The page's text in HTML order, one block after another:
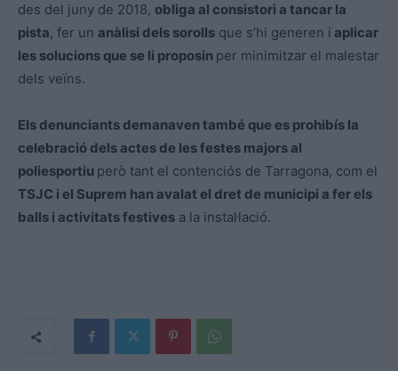
des del juny de 2018, obliga al consistori a tancar la
pista, fer un anàlisi dels sorolls que s’hi generen i aplicar
les solucions que se li proposin per minimitzar el malestar
dels veïns.
Els denunciants demanaven també que es prohibís la
celebració dels actes de les festes majors al
poliesportiu però tant el contenciós de Tarragona, com el
TSJC i el Suprem han avalat el dret de municipi a fer els
balls i activitats festives a la instal·lació.